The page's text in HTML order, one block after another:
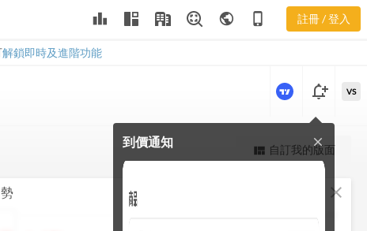
leaderboard public phone_iphone 註冊 / 登入
解鎖即時及進階功能
8081
更強大的進階價量圖表
notification_add
到價通知 close
VS
view_quilt 自訂我的版面
close